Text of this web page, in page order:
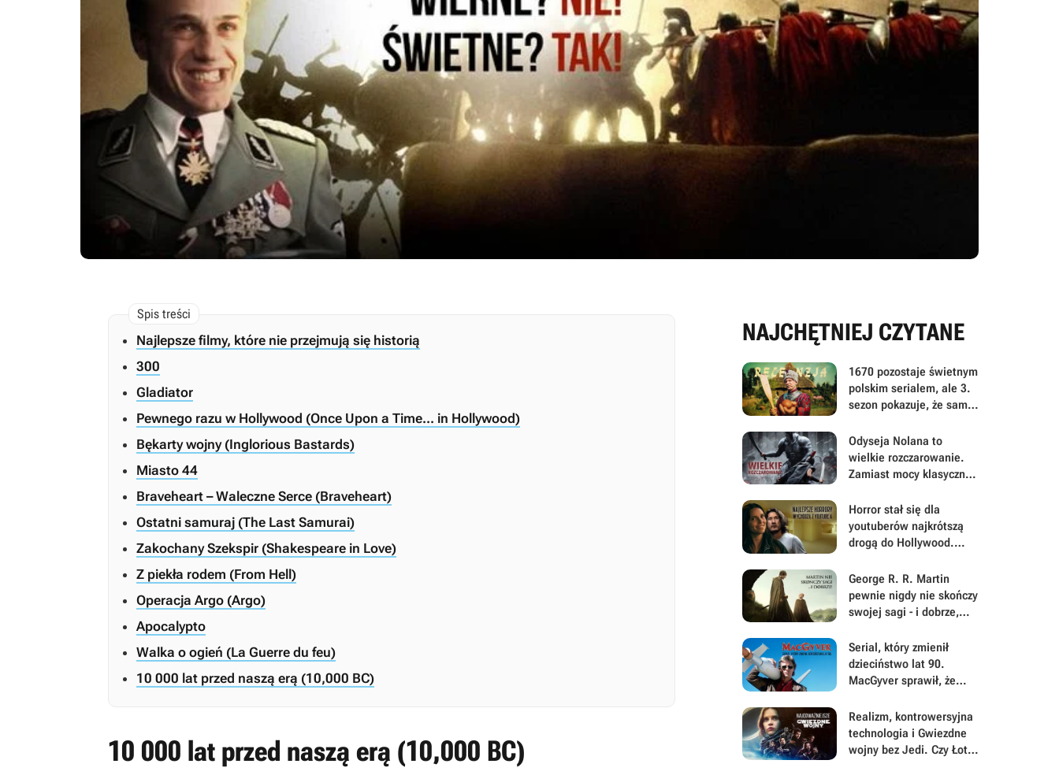
Najlepsze filmy, które nie przejmują się historią
300
Gladiator
Pewnego razu w Hollywood (Once Upon a Time... in Hollywood)
Bękarty wojny (Inglorious Bastards)
Miasto 44
Braveheart – Waleczne Serce (Braveheart)
Ostatni samuraj (The Last Samurai)
Zakochany Szekspir (Shakespeare in Love)
Z piekła rodem (From Hell)
Operacja Argo (Argo)
Apocalypto
Walka o ogień (La Guerre du feu)
10 000 lat przed naszą erą (10,000 BC)
10 000 lat przed naszą erą (10,000 BC)
NAJCHĘTNIEJ CZYTANE
1670 pozostaje świetnym
polskim serialem, ale 3.
sezon pokazuje, że sama
Odyseja Nolana to
wielkie rozczarowanie.
Zamiast mocy klasycznej
postacie i brak emocji
Horror stał się dla
youtuberów najkrótszą
drogą do Hollywood.
pokazują, dlaczego
George R. R. Martin
pewnie nigdy nie skończy
swojej sagi - i dobrze,
Siedmiu Królestw
Serial, który zmienił
dzieciństwo lat 90.
MacGyver sprawił, że
scyzoryk i srebrną taśmę
Realizm, kontrowersyjna
technologia i Gwiezdne
wojny bez Jedi. Czy Łotr